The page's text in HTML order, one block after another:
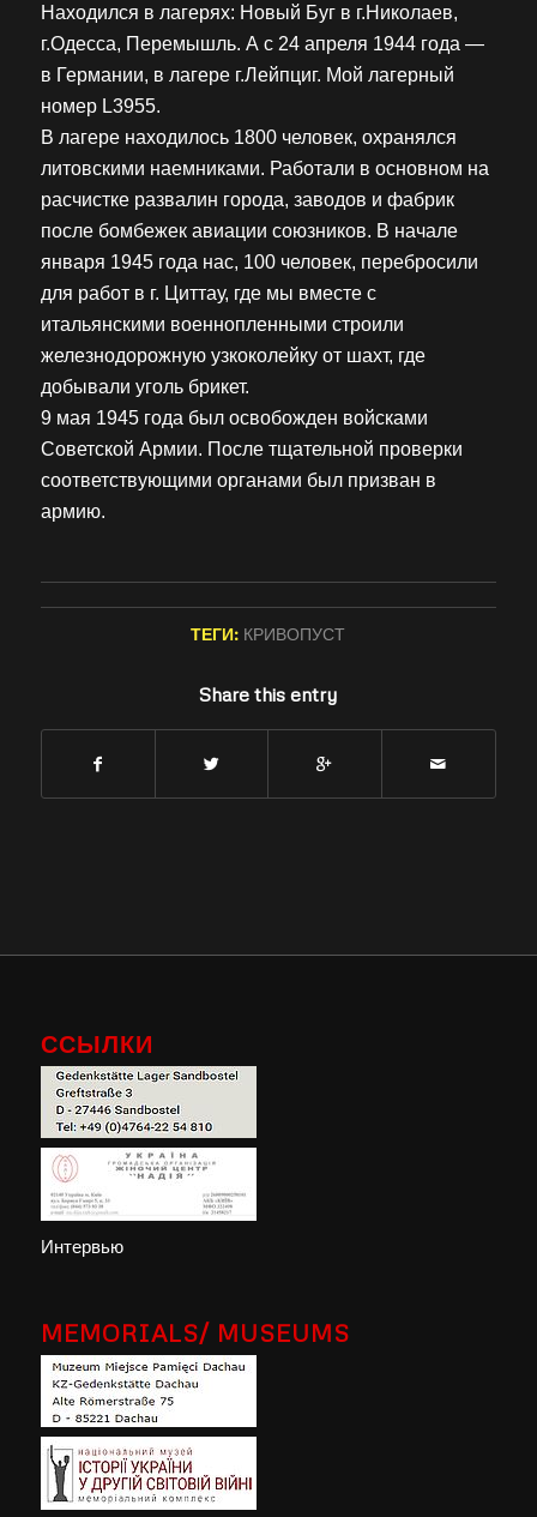
Находился в лагерях: Новый Буг в г.Николаев,
г.Одесса, Перемышль. А с 24 апреля 1944 года —
в Германии, в лагере г.Лейпциг. Мой лагерный
номер L3955.
В лагере находилось 1800 человек, охранялся
литовскими наемниками. Работали в основном на
расчистке развалин города, заводов и фабрик
после бомбежек авиации союзников. В начале
января 1945 года нас, 100 человек, перебросили
для работ в г. Циттау, где мы вместе с
итальянскими военнопленными строили
железнодорожную узкоколейку от шахт, где
добывали уголь брикет.
9 мая 1945 года был освобожден войсками
Советской Армии. После тщательной проверки
соответствующими органами был призван в
армию.
ТЕГИ: КРИВОПУСТ
Share this entry
ССЫЛКИ
Интервью
MEMORIALS/ MUSEUMS